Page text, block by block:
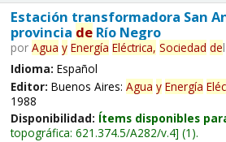
Estación transformadora San
provincia deRío Negro
por Agua y Energía Eléctrica, Sociedad del
Idioma: Español
Editor: Buenos Aires: Agua y Energía
1988
Disponibilidad: Ítems disponibles
topográfica: 621.374.5/A282/v.4 (1).